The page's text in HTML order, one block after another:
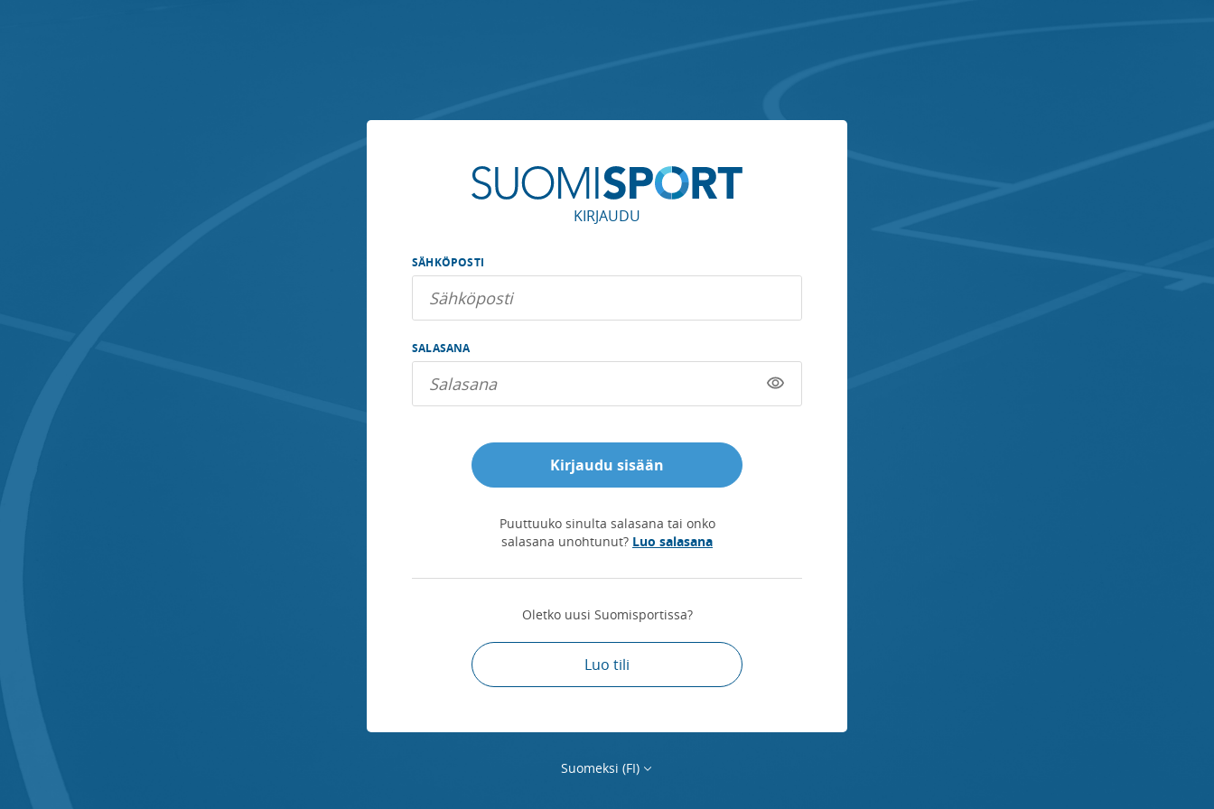
KIRJAUDU
SÄHKÖPOSTI
SALASANA
Kirjaudu sisään
Puuttuuko sinulta salasana tai onko
salasana unohtunut? Luo salasana
Oletko uusi Suomisportissa?
Luo tili
Suomeksi (FI)